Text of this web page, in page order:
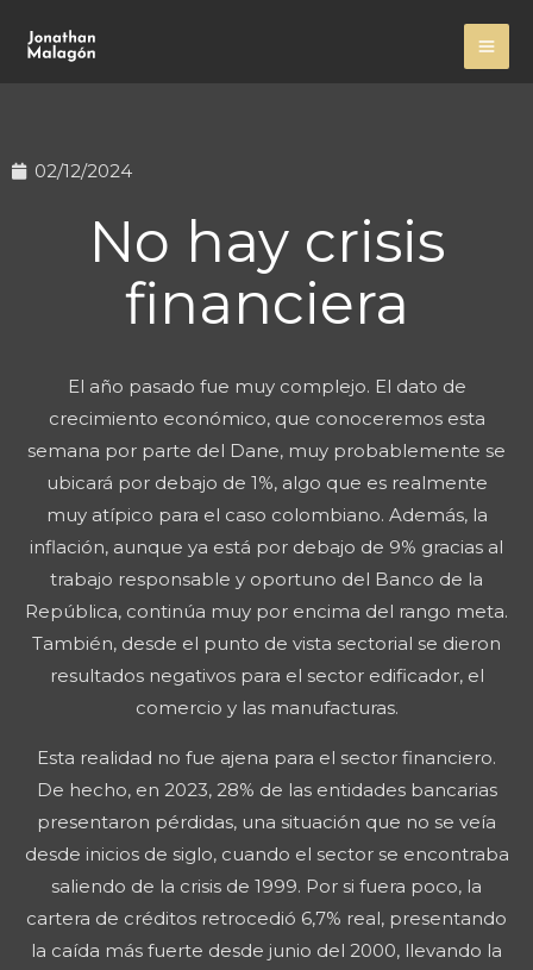
02/12/2024
No hay crisis
financiera
El año pasado fue muy complejo. El dato de
crecimiento económico, que conoceremos esta
semana por parte del Dane, muy probablemente se
ubicará por debajo de 1%, algo que es realmente
muy atípico para el caso colombiano. Además, la
inflación, aunque ya está por debajo de 9% gracias al
trabajo responsable y oportuno del Banco de la
República, continúa muy por encima del rango meta.
También, desde el punto de vista sectorial se dieron
resultados negativos para el sector edificador, el
comercio y las manufacturas.
Esta realidad no fue ajena para el sector financiero.
De hecho, en 2023, 28% de las entidades bancarias
presentaron pérdidas, una situación que no se veía
desde inicios de siglo, cuando el sector se encontraba
saliendo de la crisis de 1999. Por si fuera poco, la
cartera de créditos retrocedió 6,7% real, presentando
la caída más fuerte desde junio del 2000, llevando la